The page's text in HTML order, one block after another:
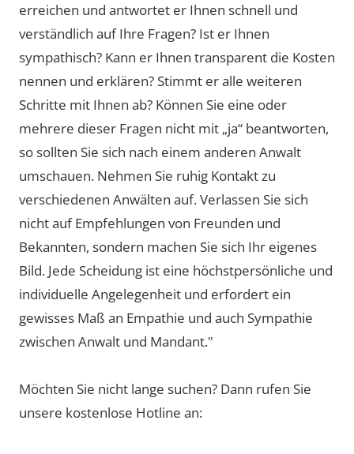
erreichen und antwortet er Ihnen schnell und
verständlich auf Ihre Fragen? Ist er Ihnen
sympathisch? Kann er Ihnen transparent die Kosten
nennen und erklären? Stimmt er alle weiteren
Schritte mit Ihnen ab? Können Sie eine oder
mehrere dieser Fragen nicht mit „ja“ beantworten,
so sollten Sie sich nach einem anderen Anwalt
umschauen. Nehmen Sie ruhig Kontakt zu
verschiedenen Anwälten auf. Verlassen Sie sich
nicht auf Empfehlungen von Freunden und
Bekannten, sondern machen Sie sich Ihr eigenes
Bild. Jede Scheidung ist eine höchstpersönliche und
individuelle Angelegenheit und erfordert ein
gewisses Maß an Empathie und auch Sympathie
zwischen Anwalt und Mandant."
Möchten Sie nicht lange suchen? Dann rufen Sie
unsere kostenlose Hotline an: